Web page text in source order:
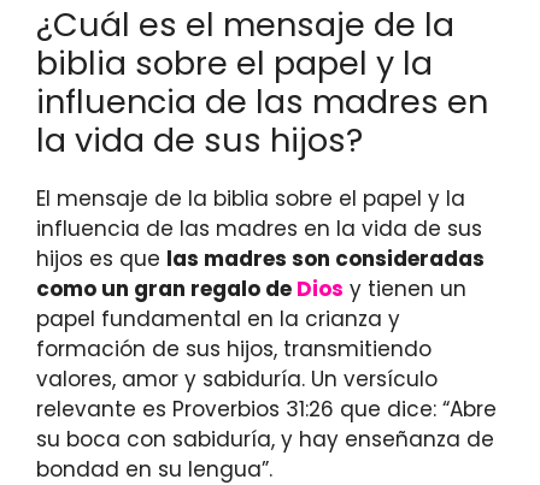
¿Cuál es el mensaje de la
biblia sobre el papel y la
influencia de las madres en
la vida de sus hijos?
El mensaje de la biblia sobre el papel y la
influencia de las madres en la vida de sus
hijos es que las madres son consideradas
como un gran regalo de Dios y tienen un
papel fundamental en la crianza y
formación de sus hijos, transmitiendo
valores, amor y sabiduría. Un versículo
relevante es Proverbios 31:26 que dice: “Abre
su boca con sabiduría, y hay enseñanza de
bondad en su lengua”.